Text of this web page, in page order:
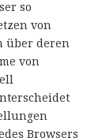
so
von
über deren
von
Browsers